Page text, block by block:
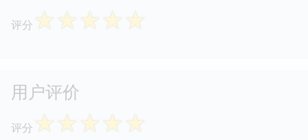
评分 ☆☆☆☆☆
用户评价
评分 ☆☆☆☆☆